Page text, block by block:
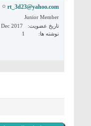
rt_3d23@yahoo.com
Junior Member
تاریخ عضویت
Dec 2017
نوشته ها
1